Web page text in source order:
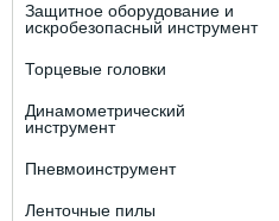
Защитное оборудование и
искробезопасный инструмент
Торцевые головки
Динамометрический
инструмент
Пневмоинструмент
Ленточные пилы